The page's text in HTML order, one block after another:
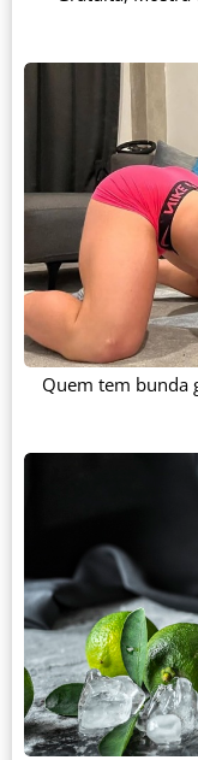
Quem tem bunda